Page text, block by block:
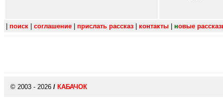
поиск соглашение прислать рассказ контакты новые
© 2003 - 2026 / КАБАЧОК